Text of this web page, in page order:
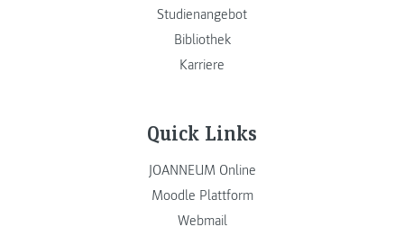
Studienangebot
Bibliothek
Karriere
Quick Links
JOANNEUM Online
Moodle Plattform
Webmail